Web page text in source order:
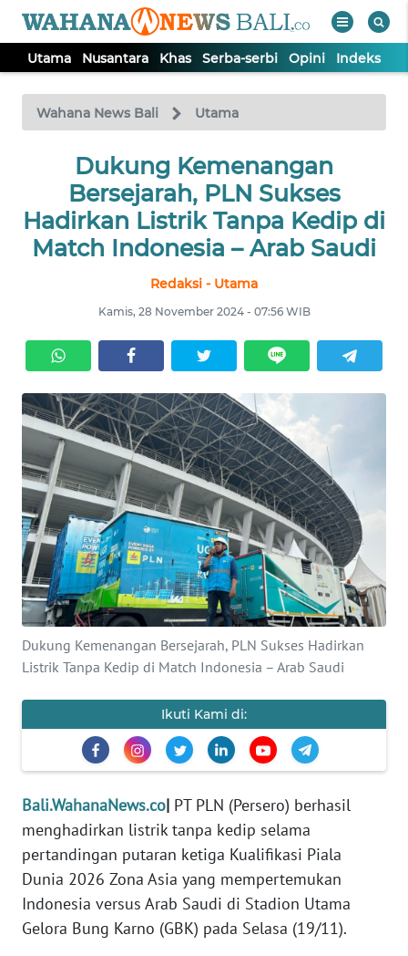
Utama Nusantara Khas Serba-serbi Opini Indeks
Wahana News Bali Utama
Dukung Kemenangan
Bersejarah, PLN Sukses
Hadirkan Listrik Tanpa Kedip di
Match Indonesia – Arab Saudi
Redaksi - Utama
Kamis, 28 November 2024 - 07:56 WIB
Dukung Kemenangan Bersejarah, PLN Sukses Hadirkan
Listrik Tanpa Kedip di Match Indonesia – Arab Saudi
Ikuti Kami di:
Bali.WahanaNews.co| PT PLN (Persero) berhasil
menghadirkan listrik tanpa kedip selama
pertandingan putaran ketiga Kualifikasi Piala
Dunia 2026 Zona Asia yang mempertemukan
Indonesia versus Arab Saudi di Stadion Utama
Gelora Bung Karno (GBK) pada Selasa (19/11).
TV
Tutup
NUSANTARA
SERBI
Informasi
INDEKS
BERITA
KONTAK
KAMI
INFO
IKLAN
KAMI
PEDOMAN
REDAKSI
KARIR
DISCLAIMER